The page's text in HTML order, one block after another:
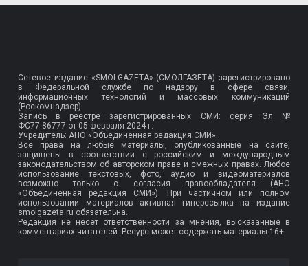
Сетевое издание «SMOLGAZETA» (СМОЛГАЗЕТА) зарегистрировано
в Федеральной службе по надзору в сфере связи,
информационных технологий и массовых коммуникаций
(Роскомнадзор).
Запись в реестре зарегистрированных СМИ: серия Эл №
ФС77-86777 от 05 февраля 2024 г.
Учредитель: АНО «Объединенная редакция СМИ».
Все права на любые материалы, опубликованные на сайте,
защищены в соответствии с российским и международным
законодательством об авторском праве и смежных правах. Любое
использование текстовых, фото, аудио и видеоматериалов
возможно только с согласия правообладателя (АНО
«Объединённая редакция СМИ»). При частичном или полном
использовании материалов активная гиперссылка на издание
smolgazeta.ru обязательна.
Редакция не несет ответственности за мнения, высказанные в
комментариях читателей. Ресурс может содержать материалы 16+.